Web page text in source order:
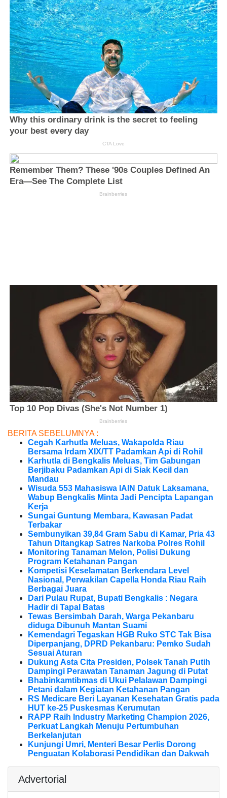
BERITA SEBELUMNYA :
Cegah Karhutla Meluas, Wakapolda Riau
Bersama Irdam XIX/TT Padamkan Api di Rohil
Karhutla di Bengkalis Meluas, Tim Gabungan
Berjibaku Padamkan Api di Siak Kecil dan
Mandau
Wisuda 553 Mahasiswa IAIN Datuk Laksamana,
Wabup Bengkalis Minta Jadi Pencipta Lapangan
Kerja
Sungai Guntung Membara, Kawasan Padat
Terbakar
Sembunyikan 39,84 Gram Sabu di Kamar, Pria 43
Tahun Ditangkap Satres Narkoba Polres Rohil
Monitoring Tanaman Melon, Polisi Dukung
Program Ketahanan Pangan
Kompetisi Keselamatan Berkendara Level
Nasional, Perwakilan Capella Honda Riau Raih
Berbagai Juara
Dari Pulau Rupat, Bupati Bengkalis : Negara
Hadir di Tapal Batas
Tewas Bersimbah Darah, Warga Pekanbaru
diduga Dibunuh Mantan Suami
Kemendagri Tegaskan HGB Ruko STC Tak Bisa
Diperpanjang, DPRD Pekanbaru: Pemko Sudah
Sesuai Aturan
Dukung Asta Cita Presiden, Polsek Tanah Putih
Dampingi Perawatan Tanaman Jagung di Putat
Bhabinkamtibmas di Ukui Pelalawan Dampingi
Petani dalam Kegiatan Ketahanan Pangan
RS Medicare Beri Layanan Kesehatan Gratis pada
HUT ke-25 Puskesmas Kerumutan
RAPP Raih Industry Marketing Champion 2026,
Perkuat Langkah Menuju Pertumbuhan
Berkelanjutan
Kunjungi Umri, Menteri Besar Perlis Dorong
Penguatan Kolaborasi Pendidikan dan Dakwah
Advertorial